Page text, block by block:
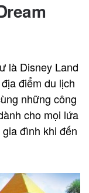
là Disney Land
điểm du lịch
những công
cho mọi lứa
đình khi đến